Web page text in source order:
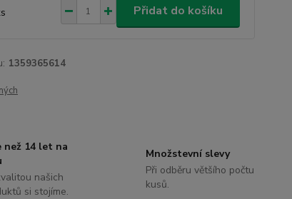
Přidat do košíku
1359365614
než 14 let na
našich
si stojíme.
Množstevní slevy
Při odběru většího počtu
kusů.